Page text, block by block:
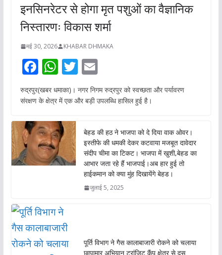
इनसिनरेटर से होगा मृत पशुओं का वैज्ञानिक
निस्तारणः विकास शर्मा
मई 30, 2026 KHABAR DHMAKA
F
ac
e
o
o
k
W
h
at
A
p
p
T
w
itt
E
m
ai
रुद्रपुर(खबर धमाका)। नगर निगम रुद्रपुर को स्वच्छता और पर्यावरण
संरक्षण के क्षेत्र में एक और बड़ी उपलब्धि हासिल हुई है।
बेहड की हठ ने भाजपा को दे दिया वाक ओवर।
इस्तीफे की धमकी देकर कटवाया मजबूत दावेदार
संदीप चीमा का टिकट। भाजपा में खुशी,बेहड का
आभार जता रहे हैं भाजपाई।अब हार हुई तो
हाईकमान को क्या मुंह दिखायेंगे बेहड।
जुलाई 5, 2025
पूर्ति विभाग ने गैस कालाबाजारी रोकने को चलाया
छापामार अभियान ट्रांजिट कैंप क्षेत्र से दस